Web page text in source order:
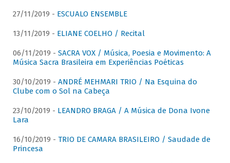
27/11/2019 - ESCUALO ENSEMBLE
13/11/2019 - ELIANE COELHO / Recital
06/11/2019 - SACRA VOX / Música, Poesia e Movimento: A
Música Sacra Brasileira em Experiências Poéticas
30/10/2019 - ANDRÉ MEHMARI TRIO / Na Esquina do
Clube com o Sol na Cabeça
23/10/2019 - LEANDRO BRAGA / A Música de Dona Ivone
Lara
16/10/2019 - TRIO DE CAMARA BRASILEIRO / Saudade de
Princesa